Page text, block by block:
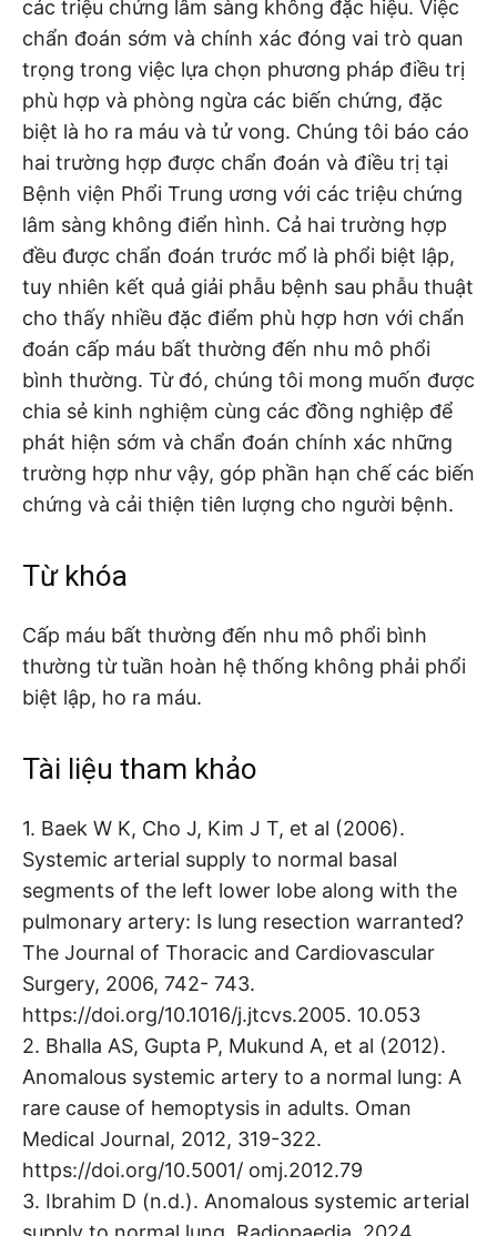
các triệu chứng lâm sàng không đặc hiệu. Việc
chẩn đoán sớm và chính xác đóng vai trò quan
trọng trong việc lựa chọn phương pháp điều trị
phù hợp và phòng ngừa các biến chứng, đặc
biệt là ho ra máu và tử vong. Chúng tôi báo cáo
hai trường hợp được chẩn đoán và điều trị tại
Bệnh viện Phổi Trung ương với các triệu chứng
lâm sàng không điển hình. Cả hai trường hợp
đều được chẩn đoán trước mổ là phổi biệt lập,
tuy nhiên kết quả giải phẫu bệnh sau phẫu thuật
cho thấy nhiều đặc điểm phù hợp hơn với chẩn
đoán cấp máu bất thường đến nhu mô phổi
bình thường. Từ đó, chúng tôi mong muốn được
chia sẻ kinh nghiệm cùng các đồng nghiệp để
phát hiện sớm và chẩn đoán chính xác những
trường hợp như vậy, góp phần hạn chế các biến
chứng và cải thiện tiên lượng cho người bệnh.
Từ khóa
Cấp máu bất thường đến nhu mô phổi bình
thường từ tuần hoàn hệ thống không phải phổi
biệt lập, ho ra máu.
Tài liệu tham khảo
1. Baek W K, Cho J, Kim J T, et al (2006).
Systemic arterial supply to normal basal
segments of the left lower lobe along with the
pulmonary artery: Is lung resection warranted?
The Journal of Thoracic and Cardiovascular
Surgery, 2006, 742- 743.
https://doi.org/10.1016/j.jtcvs.2005. 10.053
2. Bhalla AS, Gupta P, Mukund A, et al (2012).
Anomalous systemic artery to a normal lung: A
rare cause of hemoptysis in adults. Oman
Medical Journal, 2012, 319-322.
https://doi.org/10.5001/ omj.2012.79
3. Ibrahim D (n.d.). Anomalous systemic arterial